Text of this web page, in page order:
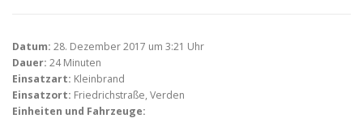
KINDER-/JUGENDFEUERWEHR
Datum: 28. Dezember 2017 um 3:21 Uhr
Dauer: 24 Minuten
Einsatzart: Kleinbrand
Einsatzort: Friedrichstraße, Verden
Einheiten und Fahrzeuge: